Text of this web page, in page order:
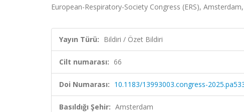
European-Respiratory-Society Congress (ERS),
Yayın Türü: Bildiri / Özet Bildiri
Cilt numarası: 66
Doi Numarası: 10.1183/13993003.congress-
Basıldığı Şehir: Amsterdam